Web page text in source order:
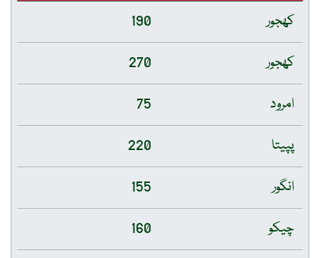
کھجور
190
کھجور
270
امرود
75
پپیتا
220
انگور
155
چیکو
160